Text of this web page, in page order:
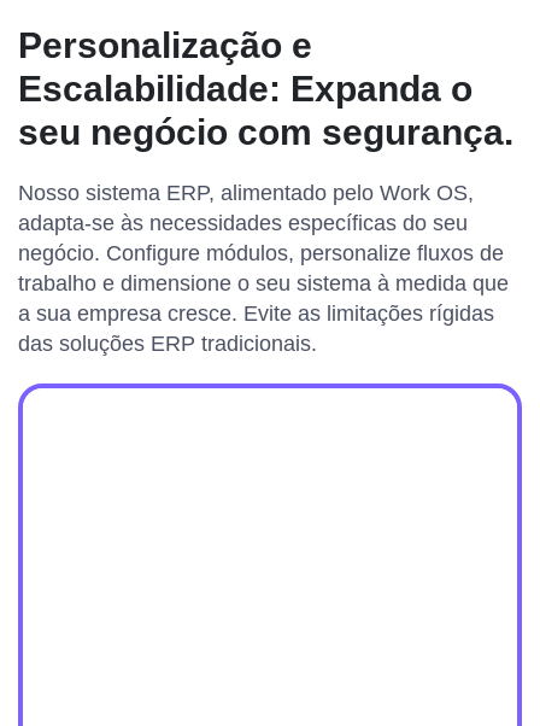
Personalização e
Escalabilidade: Expanda o
seu negócio com segurança.
Nosso sistema ERP, alimentado pelo Work OS,
adapta-se às necessidades específicas do seu
negócio. Configure módulos, personalize fluxos de
trabalho e dimensione o seu sistema à medida que
a sua empresa cresce. Evite as limitações rígidas
das soluções ERP tradicionais.